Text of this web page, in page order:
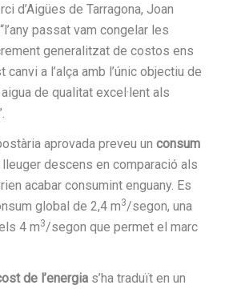
d’Aigües de Tarragona, Joan
passat vam congelar les
generalitzat de costos ens
a l’alça amb l’únic objectiu de
de qualitat excel·lent als
aprovada preveu un consum
lleuger descens en comparació als
acabar consumint enguany. Es
global de 2,4 m3/segon, una
4 m3/segon que permet el marc
de l’energia s’ha traduït en un